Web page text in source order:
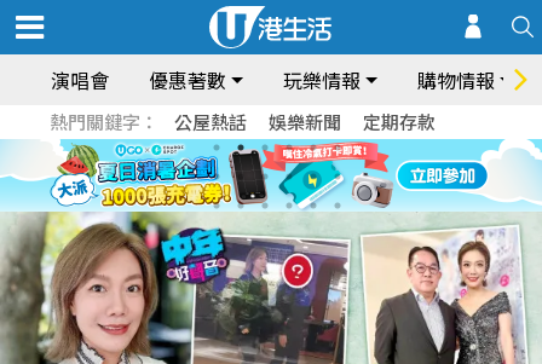
演唱會 優惠著數 玩樂情報 購物情報
熱門關鍵字： 公屋熱話 娛樂新聞 定期存款